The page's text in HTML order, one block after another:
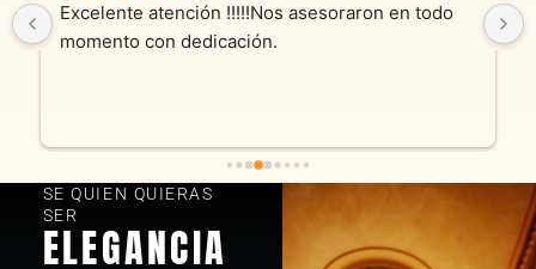
Excelente atención !!!!!Nos asesoraron en todo
momento con dedicación.
SE QUIEN QUIERAS
SER
ELEGANCIA